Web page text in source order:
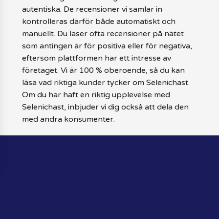
autentiska. De recensioner vi samlar in
kontrolleras därför både automatiskt och
manuellt. Du läser ofta recensioner på nätet
som antingen är för positiva eller för negativa,
eftersom plattformen har ett intresse av
företaget. Vi är 100 % oberoende, så du kan
läsa vad riktiga kunder tycker om Selenichast.
Om du har haft en riktig upplevelse med
Selenichast, inbjuder vi dig också att dela den
med andra konsumenter.